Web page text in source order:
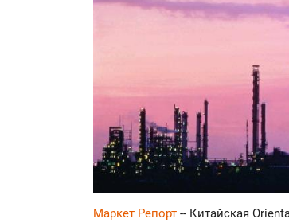
Маркет Репорт -- Китайская